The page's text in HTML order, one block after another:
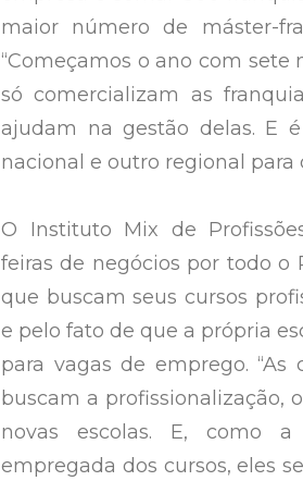
maior número de máster-
“Começamos o ano com sete
só comercializam as
ajudam na gestão delas. E
nacional e outro regional para
O Instituto Mix de
feiras de negócios por todo o
que buscam seus cursos
e pelo fato de que a própria
para vagas de emprego.
buscam a profissionalização,
novas escolas. E, como
empregada dos cursos, eles